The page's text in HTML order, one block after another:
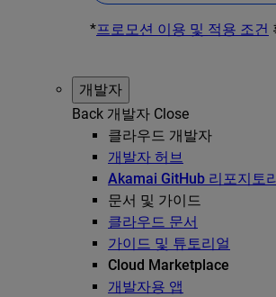
*프로모션 이용 및 적용 조건
개발자
Back 개발자 Close
클라우드 개발자
개발자 허브
Akamai GitHub 리포지토리
문서 및 가이드
클라우드 문서
가이드 및 튜토리얼
Cloud Marketplace
개발자용 앱